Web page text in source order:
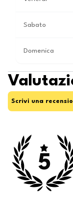
Sabato
Domenica
Scrivi una
5